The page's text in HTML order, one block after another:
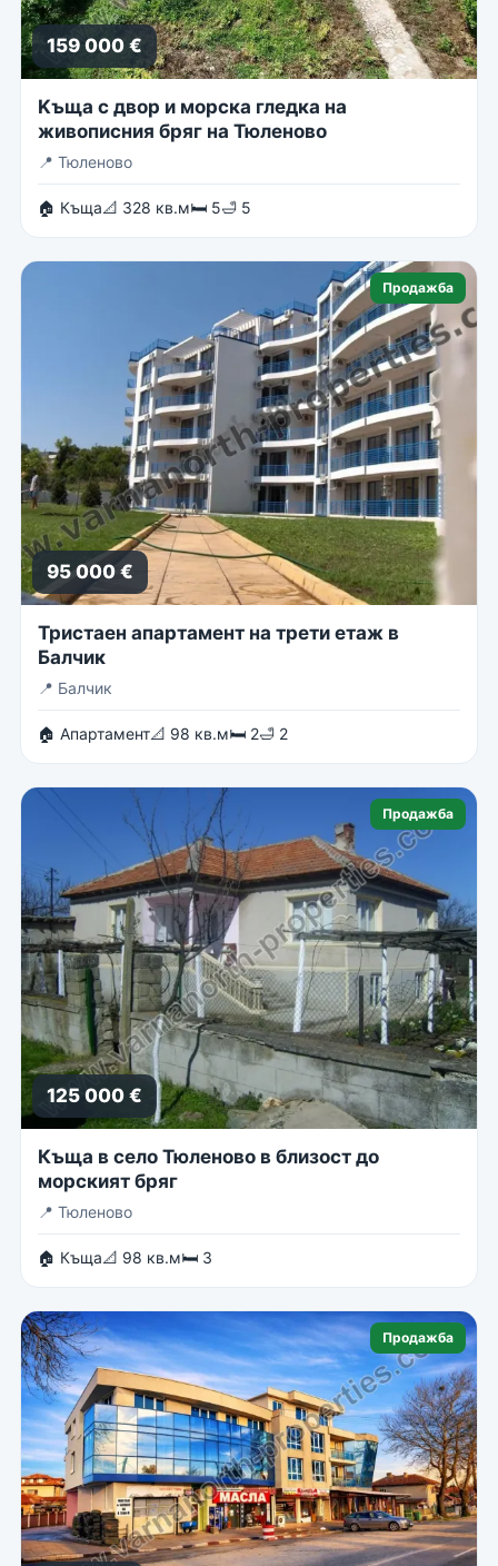
159 000 €
Kъща с двор и морска гледка на
живописния бряг на Тюленово
📍 Тюленово
🏠 Къща📐 328 кв.м🛏 5🛁 5
Продажба
95 000 €
Тристаен апартамент на трети етаж в
Балчик
📍 Балчик
🏠 Апартамент📐 98 кв.м🛏 2🛁 2
Продажба
125 000 €
Къща в село Тюленово в близост до
морският бряг
📍 Тюленово
🏠 Къща📐 98 кв.м🛏 3
Продажба